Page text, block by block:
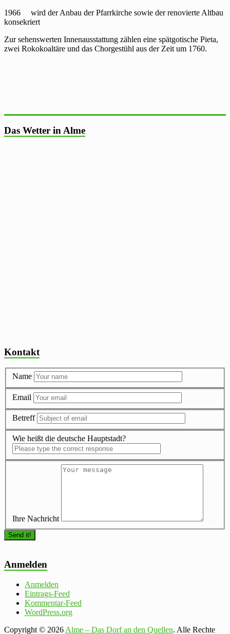
1966 wird der Anbau der Pfarrkirche sowie der renovierte Altbau
konsekriert
Zur sehenswerten Innenausstattung zählen eine spätgotische Pieta,
zwei Rokokoaltäre und das Chorgestühl aus der Zeit um 1760.
Das Wetter in Alme
Kontakt
Name
Email
Betreff
Wie heißt die deutsche Hauptstadt?
Ihre Nachricht
Anmelden
Anmelden
Eintrags-Feed
Kommentar-Feed
WordPress.org
Copyright © 2026 Alme – Das Dorf an den Quellen. Alle Rechte